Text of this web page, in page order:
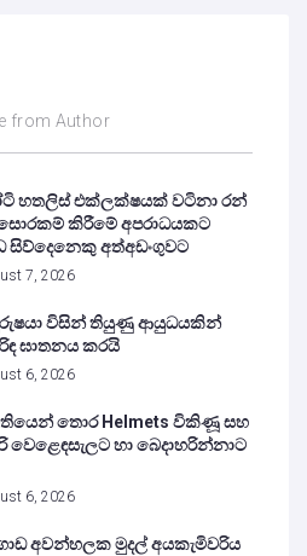
from Author
හතලිස් එක්ලක්ෂයක් වටිනා රන්
කිරීමේ අපරාධයකට
සිව්දෙනෙකු අත්අඩංගුවට
7, 2026
විසින් තියුණු ආයුධයකින්
ඝාතනය කරයි
6, 2026
තොර Helmets විකිණූ සහ
වෙළෙඳසැලට හා බෙදාහරින්නාට
6, 2026
අවන්හලක මුදල් අයකැමිවරිය